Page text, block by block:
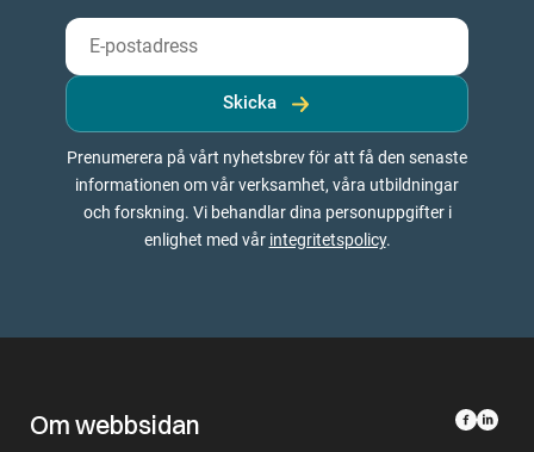
Skicka
Prenumerera på vårt nyhetsbrev för att få den senaste
informationen om vår verksamhet, våra utbildningar
och forskning. Vi behandlar dina personuppgifter i
enlighet med vår integritetspolicy.
Om webbsidan